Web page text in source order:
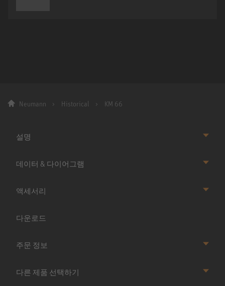
Neumann Historical KM 66
설명
데이터 & 다이어그램
액세서리
다운로드
주문 정보
다른 제품 선택하기